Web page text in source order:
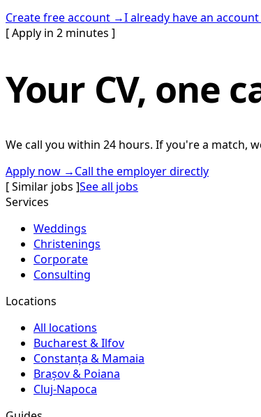
Create free account →I already have an
[ Apply in 2 minutes ]
Your CV, one
We call you within 24 hours. If you're a match,
Apply now →Call the employer directly
[ Similar jobs ]See all jobs
Services
Weddings
Christenings
Corporate
Consulting
Locations
All locations
Bucharest & Ilfov
Constanța & Mamaia
Brașov & Poiana
Cluj-Napoca